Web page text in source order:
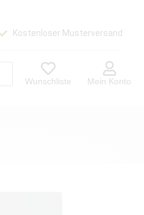
Kostenloser Musterversand
Wunschliste Mein Konto